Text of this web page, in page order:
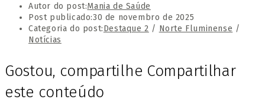
Autor do post:Mania de Saúde
Post publicado:30 de novembro de 2025
Categoria do post:Destaque 2 / Norte Fluminense /
Notícias
Gostou, compartilhe Compartilhar
este conteúdo